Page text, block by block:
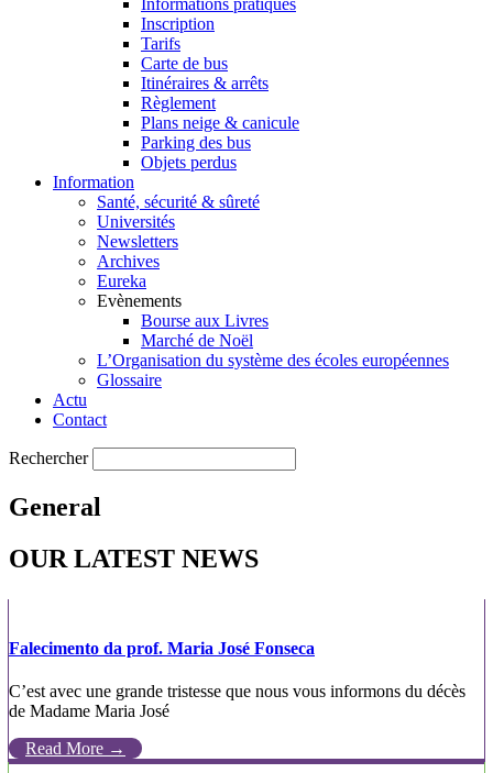
Informations pratiques
Inscription
Tarifs
Carte de bus
Itinéraires & arrêts
Règlement
Plans neige & canicule
Parking des bus
Objets perdus
Information
Santé, sécurité & sûreté
Universités
Newsletters
Archives
Eureka
Evènements
Bourse aux Livres
Marché de Noël
L’Organisation du système des écoles européennes
Glossaire
Actu
Contact
Rechercher
General
OUR LATEST NEWS
Falecimento da prof. Maria José Fonseca
C’est avec une grande tristesse que nous vous informons du décès
de Madame Maria José
Read More →